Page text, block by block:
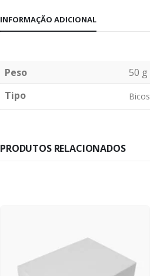
INFORMAÇÃO ADICIONAL
Peso
50 g
Tipo
PRODUTOS RELACIONADOS